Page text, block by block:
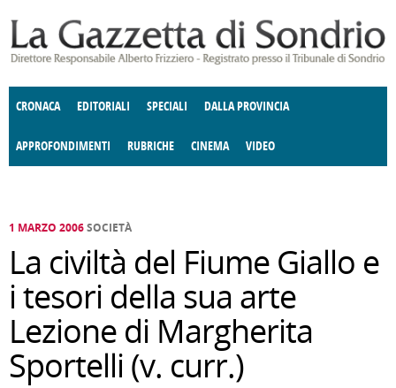
CRONACA EDITORIALI SPECIALI DALLA PROVINCIA
APPROFONDIMENTI
E SPETTACOLI POLITICA
RUBRICHE
DELLE IDEE FATTI DELLO SPIRITO
CINEMA VIDEO
1 MARZO 2006SOCIETÀ
La civiltà del Fiume Giallo e
i tesori della sua arte
Lezione di Margherita
Sportelli (v. curr.)